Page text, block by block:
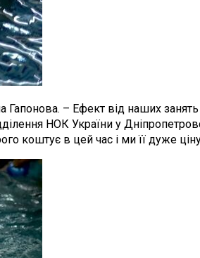
– Ефект від наших
НОК України у
коштує в цей час і ми її дуже